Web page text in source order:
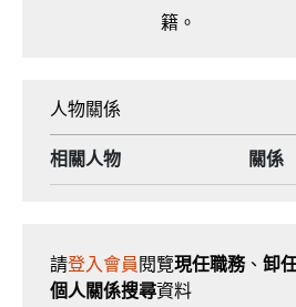
籍。
人物關係
相關人物 關係
請登入會員 閱覽現任職務、 卸
個人關係搜尋資料